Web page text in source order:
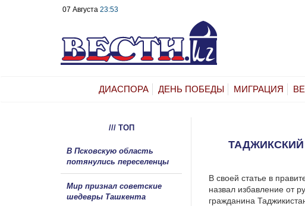
07 Августа 23:53
ДИАСПОРА ДЕНЬ ПОБЕДЫ МИГРАЦИЯ
В своей статье в
назвал избавление от
гражданина
/// ТОП
В Псковскую область
потянулись переселенцы
Мир признал советские
шедевры Ташкента